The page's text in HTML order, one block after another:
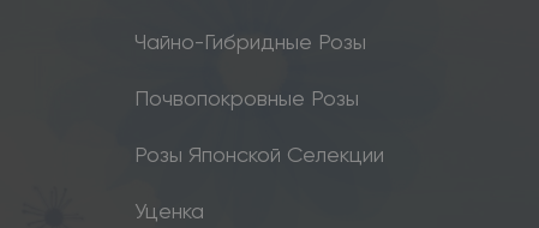
Чайно-Гибридные Розы
Почвопокровные Розы
Розы Японской Селекции
Уценка